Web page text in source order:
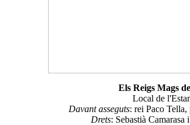
Els Reigs Mags
Local de
Davant asseguts: rei Paco
Drets: Sebastià